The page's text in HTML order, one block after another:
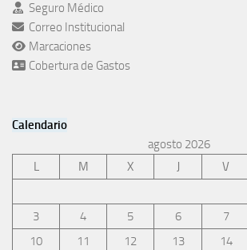
Seguro Médico
Correo Institucional
Marcaciones
Cobertura de Gastos
Calendario
agosto 2026
L
M X J V
3
4 5 6 7
10
11 12 13 14